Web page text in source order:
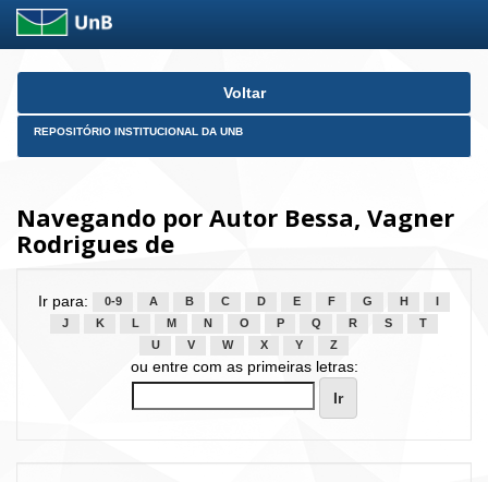
Skip
Voltar
REPOSITÓRIO INSTITUCIONAL DA UNB
Navegando por Autor Bessa, Vagner
Rodrigues de
Ir para: 0-9 A B C D E F G H
J
K L M N O P Q R S
T
U
V W X Y Z
ou entre com as primeiras letras: